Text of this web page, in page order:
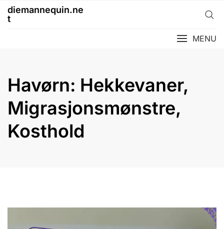
Skipdiemannequin.ne
t
MENU
Havørn: Hekkevaner,
Migrasjonsmønstre,
Kosthold